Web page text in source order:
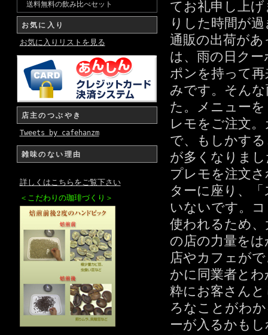
送料無料の飲み比べセット
お気に入り
お気に入りリストを見る
店主のつぶやき
Tweets by cafehanzm
雑味のない理由
詳しくはこちらをご覧下さい
＜こだわりの珈琲づくり＞
てお礼申し上
りした時間が
通販の出荷が
は、雨の日ク
ポンを持って
みです。そん
た。メニュー
レモをご注文
で、もしかす
が多くなりま
プレモを注文
ターに座り、
いないです。
使われるため
の店の力量を
店やカフェが
かに同業者と
粋にお客さん
ろなことがわ
ーが入るかも